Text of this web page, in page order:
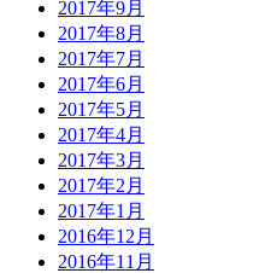
2017年9月
2017年8月
2017年7月
2017年6月
2017年5月
2017年4月
2017年3月
2017年2月
2017年1月
2016年12月
2016年11月